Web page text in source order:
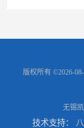
版权所有 ©2026-
无锡
技术支持：